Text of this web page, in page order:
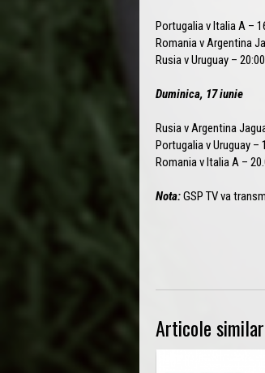
Portugalia v Italia A –
Romania v Argentina
Rusia v Uruguay – 20:00
Duminica, 17 iunie
Rusia v Argentina
Portugalia v Uruguay –
Romania v Italia A –
Nota:GSP TV va
Articole